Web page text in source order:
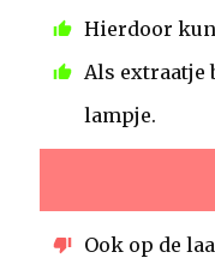
Hierdoor
Als extraatje
lampje.
Ook op de